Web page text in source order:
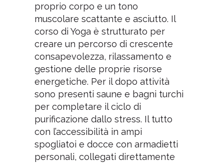
proprio corpo e un tono
muscolare scattante e asciutto. Il
corso di Yoga è strutturato per
creare un percorso di crescente
consapevolezza, rilassamento e
gestione delle proprie risorse
energetiche. Per il dopo attività
sono presenti saune e bagni turchi
per completare il ciclo di
purificazione dallo stress. Il tutto
con l’accessibilità in ampi
spogliatoi e docce con armadietti
personali, collegati direttamente